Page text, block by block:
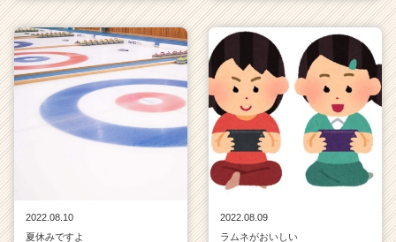
2022.08.10
夏休みですよ
2022.08.09
ラムネがおいしい